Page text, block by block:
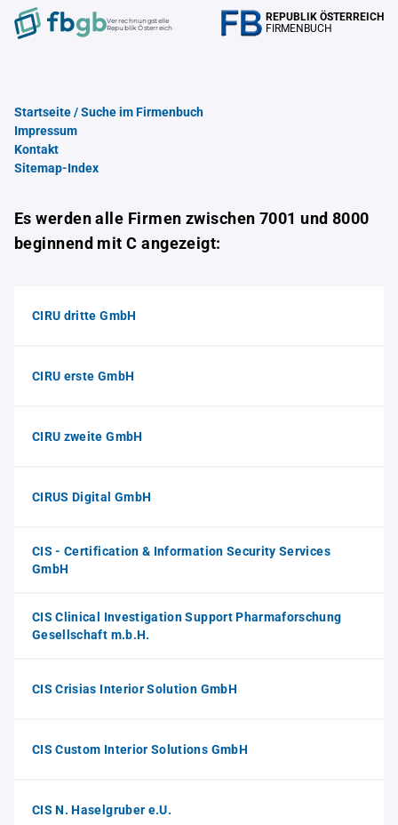
Verrechnungstelle
Republik Österreich
REPUBLIK ÖSTERREICH
FIRMENBUCH
Startseite / Suche im Firmenbuch
Impressum
Kontakt
Sitemap-Index
Es werden alle Firmen zwischen 7001 und 8000
beginnend mit C angezeigt:
CIRU dritte GmbH
CIRU erste GmbH
CIRU zweite GmbH
CIRUS Digital GmbH
CIS - Certification & Information Security Services
GmbH
CIS Clinical Investigation Support Pharmaforschung
Gesellschaft m.b.H.
CIS Crisias Interior Solution GmbH
CIS Custom Interior Solutions GmbH
CIS N. Haselgruber e.U.